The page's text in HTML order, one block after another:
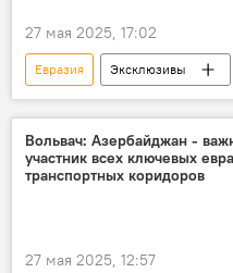
27 мая 2025, 17:02
Евразия Эксклюзивы
Россия
Экономика
Логистика
Таможня
барьеры
Вольвач: Азербайджан -
участник всех ключевых
транспортных коридоров
27 мая 2025, 12:57